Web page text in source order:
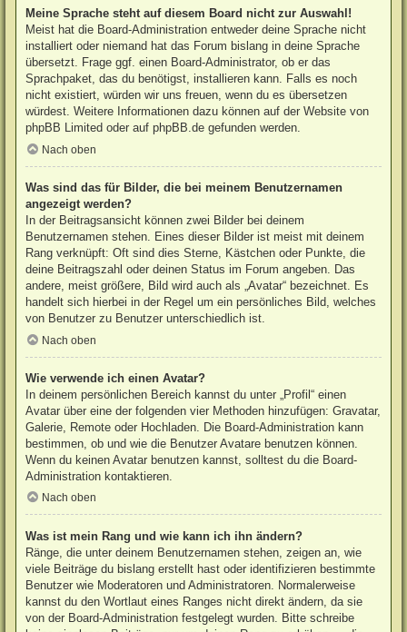
Meine Sprache steht auf diesem Board nicht zur Auswahl!
Meist hat die Board-Administration entweder deine Sprache nicht
installiert oder niemand hat das Forum bislang in deine Sprache
übersetzt. Frage ggf. einen Board-Administrator, ob er das
Sprachpaket, das du benötigst, installieren kann. Falls es noch
nicht existiert, würden wir uns freuen, wenn du es übersetzen
würdest. Weitere Informationen dazu können auf der Website von
phpBB Limited oder aufphpBB.de gefunden werden.
Nach oben
Was sind das für Bilder, die bei meinem Benutzernamen
angezeigt werden?
In der Beitragsansicht können zwei Bilder bei deinem
Benutzernamen stehen. Eines dieser Bilder ist meist mit deinem
Rang verknüpft: Oft sind dies Sterne, Kästchen oder Punkte, die
deine Beitragszahl oder deinen Status im Forum angeben. Das
andere, meist größere, Bild wird auch als „Avatar“ bezeichnet. Es
handelt sich hierbei in der Regel um ein persönliches Bild, welches
von Benutzer zu Benutzer unterschiedlich ist.
Nach oben
Wie verwende ich einen Avatar?
In deinem persönlichen Bereich kannst du unter „Profil“ einen
Avatar über eine der folgenden vier Methoden hinzufügen: Gravatar,
Galerie, Remote oder Hochladen. Die Board-Administration kann
bestimmen, ob und wie die Benutzer Avatare benutzen können.
Wenn du keinen Avatar benutzen kannst, solltest du die Board-
Administration kontaktieren.
Nach oben
Was ist mein Rang und wie kann ich ihn ändern?
Ränge, die unter deinem Benutzernamen stehen, zeigen an, wie
viele Beiträge du bislang erstellt hast oder identifizieren bestimmte
Benutzer wie Moderatoren und Administratoren. Normalerweise
kannst du den Wortlaut eines Ranges nicht direkt ändern, da sie
von der Board-Administration festgelegt wurden. Bitte schreibe